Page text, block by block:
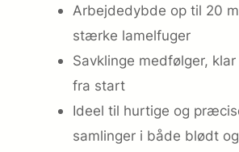
Arbejdedybde op til 20
stærke lamelfuger
Savklinge medfølger,
fra start
Ideel til hurtige og
samlinger i både blødt